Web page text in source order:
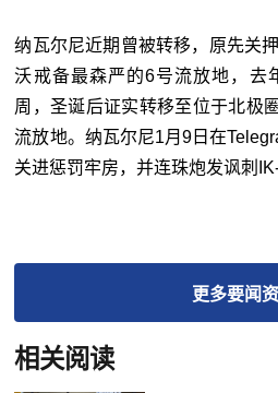
纳瓦尔尼近期曾被转移，原先关
沃戒备最森严的6号流放地，去
周，圣诞后证实转移至位于北极
流放地。纳瓦尔尼1月9日在
关进惩罚牢房，并连珠炮发讽刺
更多要闻
相关阅读